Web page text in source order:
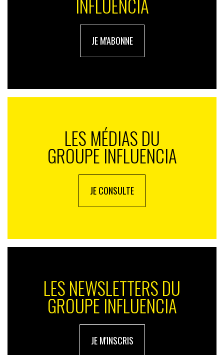
INFLUENCIA
JE M'ABONNE
LES MÉDIAS DU
GROUPE INFLUENCIA
JE CONSULTE
LES NEWSLETTERS DU
GROUPE INFLUENCIA
JE M'INSCRIS